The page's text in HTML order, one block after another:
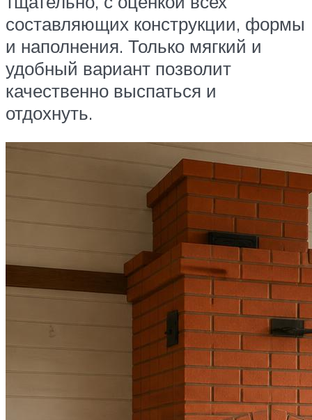
составляющих конструкции, формы
и наполнения. Только мягкий и
удобный вариант позволит
качественно выспаться и
отдохнуть.